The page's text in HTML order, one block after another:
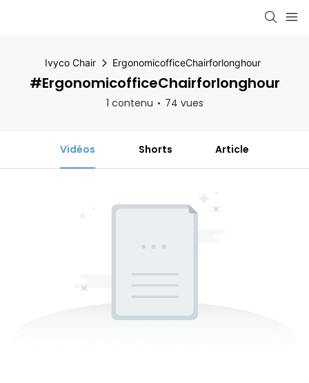
Ivyco Chair ErgonomicofficeChairforlonghour
#ErgonomicofficeChairforlonghour
1 contenu 74 vues
Vidéos Shorts Article